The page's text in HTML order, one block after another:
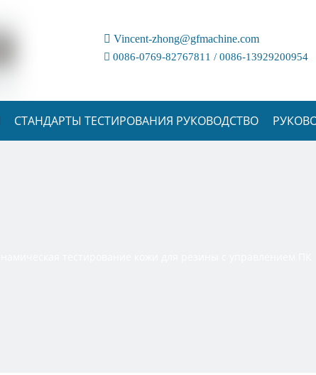
 Vincent-zhong@gfmachine.com
 0086-0769-82767811 / 0086-13929200954
СТАНДАРТЫ ТЕСТИРОВАНИЯ РУКОВОДСТВО